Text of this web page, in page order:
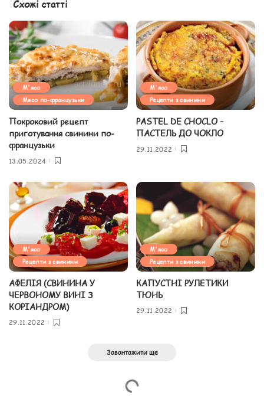
Схожі статті
М'ясо
Мясо по-французьки
Покроковий рецепт
приготування свинини по-
французьки
13.05.2024
М'ясо
Рецепти з свинини
PASTEL DE CHOCLO –
ПАСТЕЛЬ ДО ЧОКЛО
29.11.2022
М'ясо
Рецепти з свинини
АФЕЛІЯ (СВИНИНА У
ЧЕРВОНОМУ ВИНІ З
КОРІАНДРОМ)
29.11.2022
М'ясо
Рецепти з свинини
КАПУСТНІ РУЛЕТИКИ
ТЮНЬ
29.11.2022
Завантажити ще